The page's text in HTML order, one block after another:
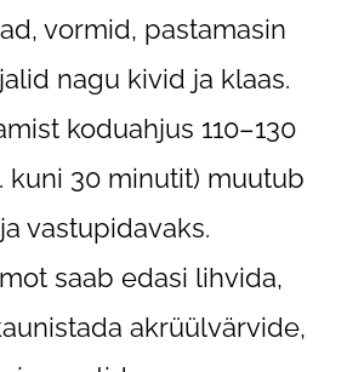
vormid, pastamasin
nagu kivid ja klaas.
koduahjus 110–130
kuni 30 minutit) muutub
vastupidavaks.
saab edasi lihvida,
akrüülvärvide,